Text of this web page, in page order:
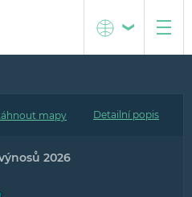
Metodika
Popis interaktivních map
Střední EvropaDetailní popis
2026